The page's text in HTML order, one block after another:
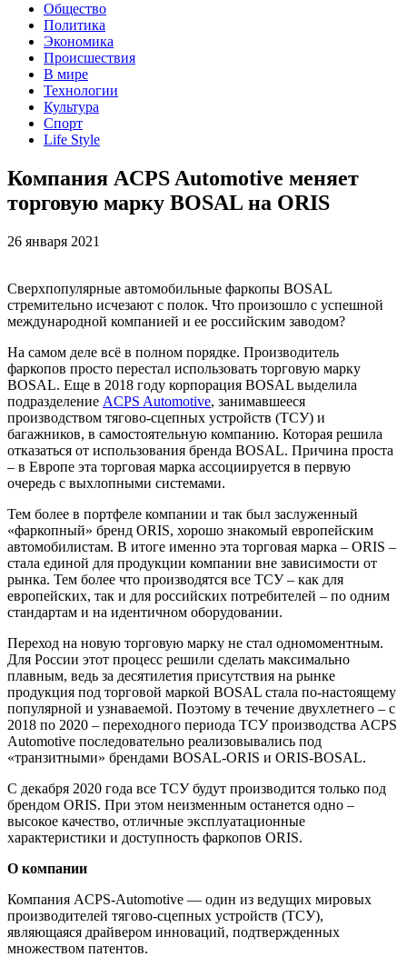
Общество
Политика
Экономика
Происшествия
В мире
Технологии
Культура
Спорт
Life Style
Компания ACPS Automotive меняет
торговую марку BOSAL на ORIS
26 января 2021
Cверхпопулярные автомобильные фаркопы BOSAL
стремительно исчезают с полок. Что произошло с успешной
международной компанией и ее российским заводом?
На самом деле всё в полном порядке. Производитель
фаркопов просто перестал использовать торговую марку
BOSAL. Еще в 2018 году корпорация BOSAL выделила
подразделение ACPS Automotive, занимавшееся
производством тягово-сцепных устройств (ТСУ) и
багажников, в самостоятельную компанию. Которая решила
отказаться от использования бренда BOSAL. Причина проста
– в Европе эта торговая марка ассоциируется в первую
очередь с выхлопными системами.
Тем более в портфеле компании и так был заслуженный
«фаркопный» бренд ORIS, хорошо знакомый европейским
автомобилистам. В итоге именно эта торговая марка – ORIS –
стала единой для продукции компании вне зависимости от
рынка. Тем более что производятся все ТСУ – как для
европейских, так и для российских потребителей – по одним
стандартам и на идентичном оборудовании.
Переход на новую торговую марку не стал одномоментным.
Для России этот процесс решили сделать максимально
плавным, ведь за десятилетия присутствия на рынке
продукция под торговой маркой BOSAL стала по-настоящему
популярной и узнаваемой. Поэтому в течение двухлетнего – с
2018 по 2020 – переходного периода ТСУ производства ACPS
Automotive последовательно реализовывались под
«транзитными» брендами BOSAL-ORIS и ORIS-BOSAL.
С декабря 2020 года все ТСУ будут производится только под
брендом ORIS. При этом неизменным останется одно –
высокое качество, отличные эксплуатационные
характеристики и доступность фаркопов ORIS.
О компании
Компания ACPS-Automotive — один из ведущих мировых
производителей тягово-сцепных устройств (ТСУ),
являющаяся драйвером инноваций, подтвержденных
множеством патентов.